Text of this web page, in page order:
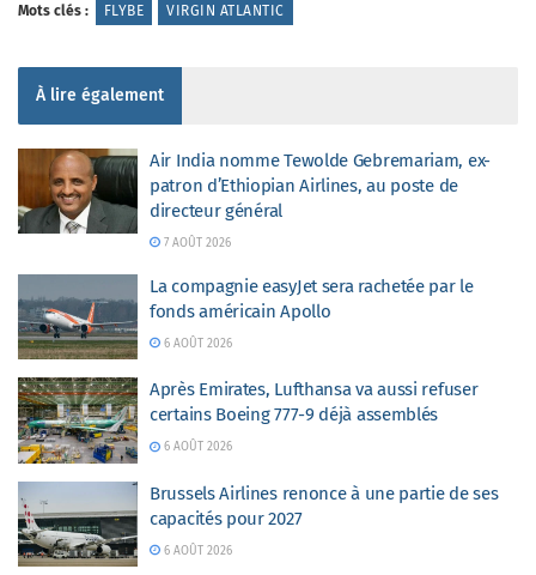
Mots clés : FLYBE VIRGIN ATLANTIC
À lire également
Air India nomme Tewolde Gebremariam, ex-
patron d’Ethiopian Airlines, au poste de
directeur général
7 AOÛT 2026
La compagnie easyJet sera rachetée par le
fonds américain Apollo
6 AOÛT 2026
Après Emirates, Lufthansa va aussi refuser
certains Boeing 777-9 déjà assemblés
6 AOÛT 2026
Brussels Airlines renonce à une partie de ses
capacités pour 2027
6 AOÛT 2026